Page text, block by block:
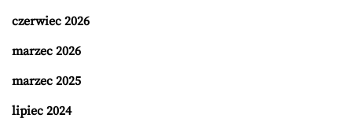
czerwiec 2026
marzec 2026
marzec 2025
lipiec 2024